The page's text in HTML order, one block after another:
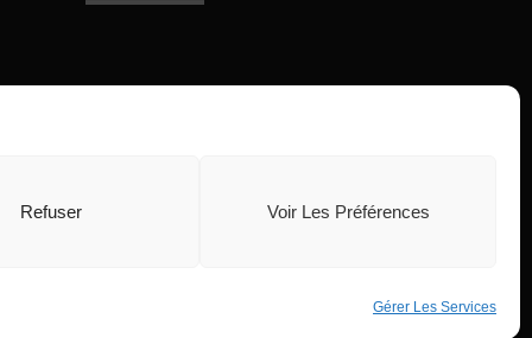
Gérer Les Services
Refuser Voir Les Préférences